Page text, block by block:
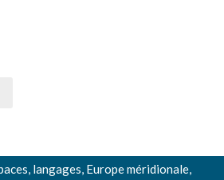
langages, Europe méridionale,